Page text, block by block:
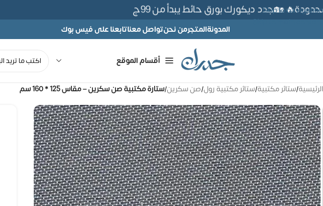
Skip to navigation
Skip to main content
🏡جدد ديكورك بورق حائط يبدأ من 99ج
المدونةالمتجرمن نحنتواصل معناتابعنا على فيس بوك
أقسام الموقع
الرئيسية/ستائر مكتبية/ستائر مكتبية رول/صن سكرين/ستارة مكتبية صن سكرين – مقاس 125 * 160 سم